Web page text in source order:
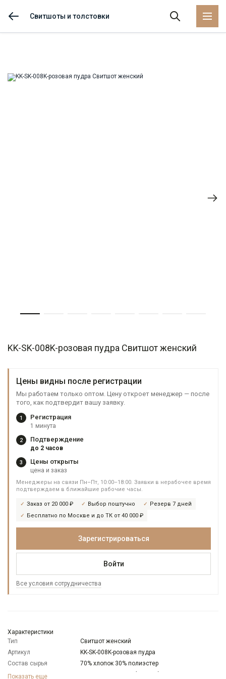
Свитшоты и толстовки
KK-SK-008K-розовая пудра Свитшот женский
Цены видны после регистрации
Мы работаем только оптом. Цену откроет менеджер — после
того, как подтвердит вашу заявку.
1 Регистрация
1 минута
2 Подтверждение
до 2 часов
3 Цены открыты
цена и заказ
Менеджеры на связи Пн–Пт, 10:00–18:00. Заявки в нерабочее время
подтверждаем в ближайшие рабочие часы.
Заказ от 20 000 ₽ Выбор поштучно
Резерв 7 дней
Бесплатно по Москве и до ТК от 40 000 ₽
Зарегистрироваться
Войти
Все условия сотрудничества
Характеристики
Тип
Свитшот женский
Артикул
KK-SK-008K-розовая пудра
Состав сырья
70% хлопок 30% полиэстер
Бренд
Показать еще